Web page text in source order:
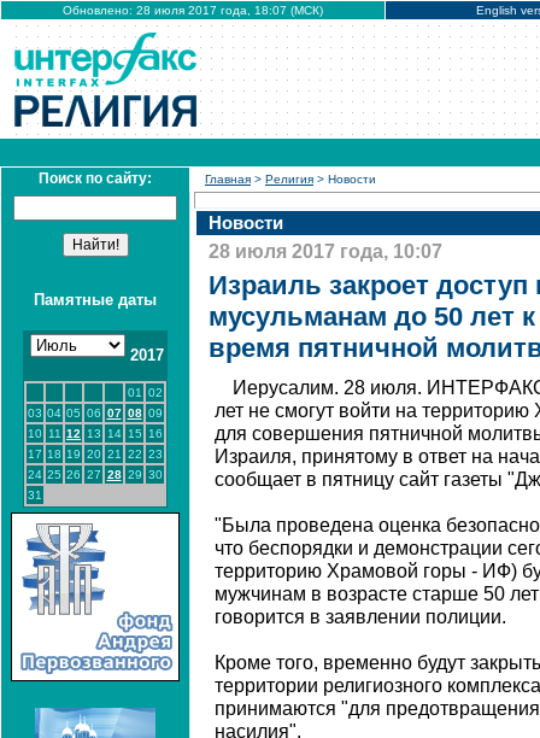
Обновлено: 28 июля 2017 года, 18:07 (МСК) English
Поиск по сайту:
Памятные даты
2017
01
02
03 04 05 06 07 08 09
10
11 12 13 14 15
16
17 18 19 20 21 22 23
24 25 26 27 28 29 30
31
Главная > Религия > Новости
Новости
28 июля 2017 года, 10:07
Израиль закроет
мусульманам до 50 лет
время пятничной
Иерусалим. 28 июля.
лет не смогут войти на
для совершения пятничной
Израиля, принятому в ответ на
сообщает в пятницу сайт газеты
"Была проведена оценка
что беспорядки и демонстрации
территорию Храмовой горы - ИФ)
мужчинам в возрасте старше 50
говорится в заявлении полиции.
Кроме того, временно будут
территории религиозного
принимаются "для
насилия".